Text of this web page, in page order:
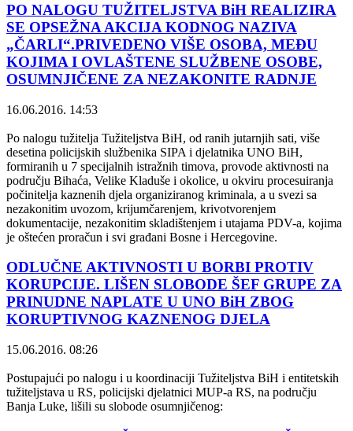
PO NALOGU TUŽITELJSTVA BiH REALIZIRA
SE OPSEŽNA AKCIJA KODNOG NAZIVA
„ČARLI“.PRIVEDENO VIŠE OSOBA, MEĐU
KOJIMA I OVLAŠTENE SLUŽBENE OSOBE,
OSUMNJIČENE ZA NEZAKONITE RADNJE
16.06.2016. 14:53
Po nalogu tužitelja Tužiteljstva BiH, od ranih jutarnjih sati, više
desetina policijskih službenika SIPA i djelatnika UNO BiH,
formiranih u 7 specijalnih istražnih timova, provode aktivnosti na
području Bihaća, Velike Kladuše i okolice, u okviru procesuiranja
počinitelja kaznenih djela organiziranog kriminala, a u svezi sa
nezakonitim uvozom, krijumčarenjem, krivotvorenjem
dokumentacije, nezakonitim skladištenjem i utajama PDV-a, kojima
je oštećen proračun i svi građani Bosne i Hercegovine.
ODLUČNE AKTIVNOSTI U BORBI PROTIV
KORUPCIJE. LIŠEN SLOBODE ŠEF GRUPE ZA
PRINUDNE NAPLATE U UNO BiH ZBOG
KORUPTIVNOG KAZNENOG DJELA
15.06.2016. 08:26
Postupajući po nalogu i u koordinaciji Tužiteljstva BiH i entitetskih
tužiteljstava u RS, policijski djelatnici MUP-a RS, na području
Banja Luke, lišili su slobode osumnjičenog: